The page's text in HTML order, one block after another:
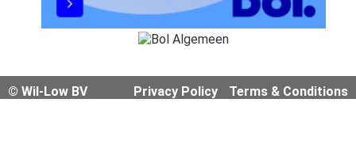
© Wil-Low BV Privacy Policy Terms & Conditions